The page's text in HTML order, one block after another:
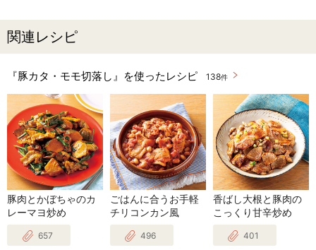
関連レシピ
『豚カタ・モモ切落し』を使ったレシピ 138件
豚肉とかぼちゃのカ
レーマヨ炒め
657
ごはんに合うお手軽
チリコンカン風
496
香ばし大根と豚肉の
こっくり甘辛炒め
401